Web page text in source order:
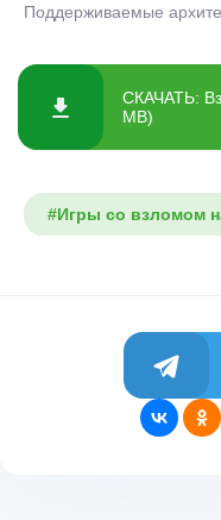
Поддерживаемые
СКАЧАТЬ:
MB)
#Игры со взломом